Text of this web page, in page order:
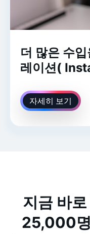
더 많은 수
레이션(
자세히 보기
지금 바
25,000